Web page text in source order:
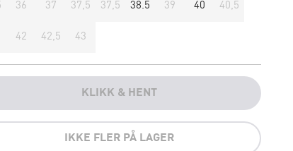
36 37 37,5 37,5 38.5 39 40 40,5
42 42,5 43
KLIKK & HENT
IKKE FLER PÅ LAGER